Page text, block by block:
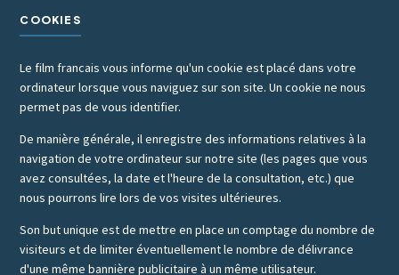
COOKIES
Le film francais vous informe qu'un cookie est placé dans votre
ordinateur lorsque vous naviguez sur son site. Un cookie ne nous
permet pas de vous identifier.
De manière générale, il enregistre des informations relatives à la
navigation de votre ordinateur sur notre site (les pages que vous
avez consultées, la date et l'heure de la consultation, etc.) que
nous pourrons lire lors de vos visites ultérieures.
Son but unique est de mettre en place un comptage du nombre de
visiteurs et de limiter éventuellement le nombre de délivrance
d'une même bannière publicitaire à un même utilisateur.